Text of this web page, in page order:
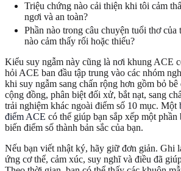
Triệu chứng nào cải thiện khi tôi cảm
ngơi và an toàn?
Phần nào trong câu chuyện tuổi thơ của
nào cảm thấy rối hoặc thiếu?
Kiểu suy ngẫm này cũng là nơi khung ACE
hỏi ACE ban đầu tập trung vào các nhóm
khi suy ngẫm sang chấn rộng hơn gồm bỏ
cộng đồng, phân biệt đối xử, bắt nạt, sang
trải nghiệm khác ngoài điểm số 10 mục. Một
điểm ACE có thể giúp bạn sắp xếp một
biến điểm số thành bản sắc của bạn.
Nếu bạn viết nhật ký, hãy giữ đơn giản. Ghi
ứng cơ thể, cảm xúc, suy nghĩ và điều đã